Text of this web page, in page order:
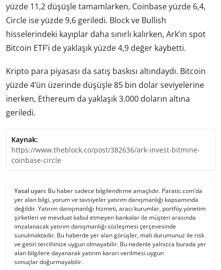
yüzde 11,2 düşüşle tamamlarken, Coinbase yüzde 6,4,
Circle ise yüzde 9,6 geriledi. Block ve Bullish
hisselerindeki kayıplar daha sınırlı kalırken, Ark’ın spot
Bitcoin ETF’i de yaklaşık yüzde 4,9 değer kaybetti.
Kripto para piyasası da satış baskısı altındaydı. Bitcoin
yüzde 4’ün üzerinde düşüşle 85 bin dolar seviyelerine
inerken, Ethereum da yaklaşık 3.000 doların altına
geriledi.
Kaynak:
https://www.theblock.co/post/382636/ark-invest-bitmine-
coinbase-circle
Yasal uyarı: Bu haber sadece bilgilendirme amaçlıdır. Paratic.com’da
yer alan bilgi, yorum ve tavsiyeler yatırım danışmanlığı kapsamında
değildir. Yatırım danışmanlığı hizmeti, aracı kurumlar, portföy yönetim
şirketleri ve mevduat kabul etmeyen bankalar ile müşteri arasında
imzalanacak yatırım danışmanlığı sözleşmesi çerçevesinde
sunulmaktadır. Bu haberde yer alan görüşler, mali durumunuz ile risk
ve getiri tercihinize uygun olmayabilir. Bu nedenle yalnızca burada yer
alan bilgilere dayanarak yatırım kararı verilmesi uygun
sonuçlar doğurmayabilir.